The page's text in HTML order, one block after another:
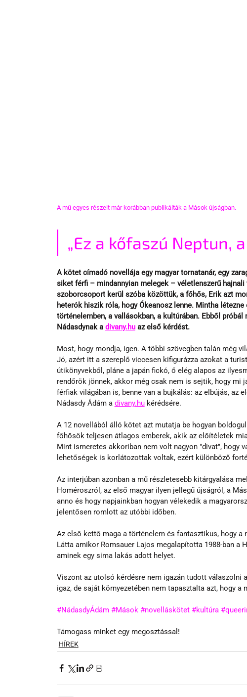
A mű egyes részeit már korábban publikálták a Mások újságban.
„Ez a kőfaszú Neptun,
A kötet címadó novellája egy magyar tornatanár, egy
siket férfi – mindannyian melegek – véletlenszerű
szoborcsoport kerül szóba közöttük, a főhős, Erik azt
heterók hiszik róla, hogy Ókeanosz lenne. Mintha
történelemben, a vallásokban, a kultúrában. Ebből
Nádasdynak a divany.hu az első kérdést.
Most, hogy mondja, igen. A többi szövegben talán még
Jó, azért itt a szereplő viccesen kifigurázza azokat a
útikönyvekből, pláne a japán fickó, ő elég alapos az
rendőrök jönnek, akkor még csak nem is sejtik, hogy mi
férfiak világában is, benne van a bujkálás: az elbújás, az
Nádasdy Ádám a divany.hu kérédsére.
A 12 novellából álló kötet azt mutatja be hogyan
főhősök teljesen átlagos emberek, akik az előítéletek
Mint ismeretes akkoriban nem volt nagyon "divat", hogy
lehetőségek is korlátozottak voltak, ezért különböző
Az interjúban azonban a mű részletesebb kitárgyalása
Homéroszról, az első magyar ilyen jellegű újságról, a
anno és hogy napjainkban hogyan vélekedik a
jelentősen romlott az utóbbi időben.
Az első kettő maga a történelem és fantasztikus, hogy
Látta amikor Romsauer Lajos megalapította 1988-ban
aminek egy sima lakás adott helyet.
Viszont az utolsó kérdésre nem igazán tudott válaszolni
igaz, de saját környezetében nem tapasztalta azt, hogy
#NádasdyÁdám #Mások #novelláskötet #kultúra
Támogass minket egy megosztással!
HÍREK